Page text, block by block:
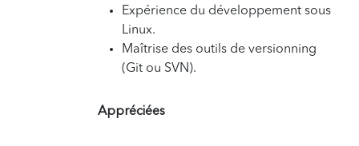
Expérience du développement sous
Linux.
Maîtrise des outils de versionning
(Git ou SVN).
Appréciées